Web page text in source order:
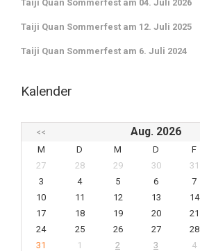
Taiji Quan Sommerfest am 04. Juli 2026
Taiji Quan Sommerfest am 12. Juli 2025
Taiji Quan Sommerfest am 6. Juli 2024
Kalender
<< Aug. 2026
M
D M D F
27
28 29 30 31
3
4 5 6 7
10
11 12 13 14
17
18 19 20 21
24
25 26 27 28
31
1 2 3 4